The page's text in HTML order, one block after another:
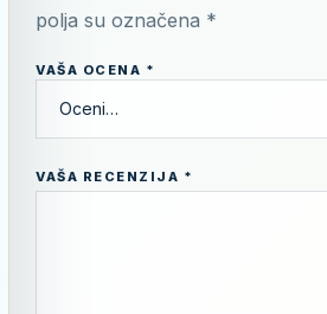
polja su označena *
VAŠA OCENA *
VAŠA RECENZIJA *